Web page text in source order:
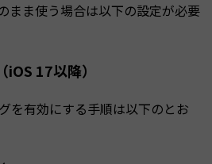
まま使う場合は以下の設定が必要
17以降）
を有効にする手順は以下のとお